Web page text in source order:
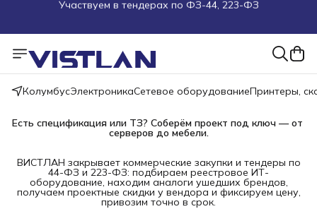
Пуско-наладочные работы
Пришлите запрос на e-mail или в чат
Более 100 000 позиций в наличии и под заказ
КолумбусЭлектроникаСетевое оборудованиеПринтеры,
Есть спецификация или ТЗ? Соберём проект под ключ — от
серверов до мебели.
ВИСТЛАН закрывает коммерческие закупки и тендеры по
44-ФЗ и 223-ФЗ: подбираем реестровое ИТ-
оборудование, находим аналоги ушедших брендов,
получаем проектные скидки у вендора и фиксируем цену,
привозим точно в срок.